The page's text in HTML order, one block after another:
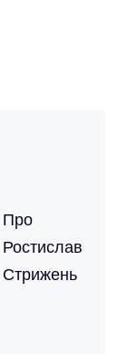
Про
Ростислав
Стрижень